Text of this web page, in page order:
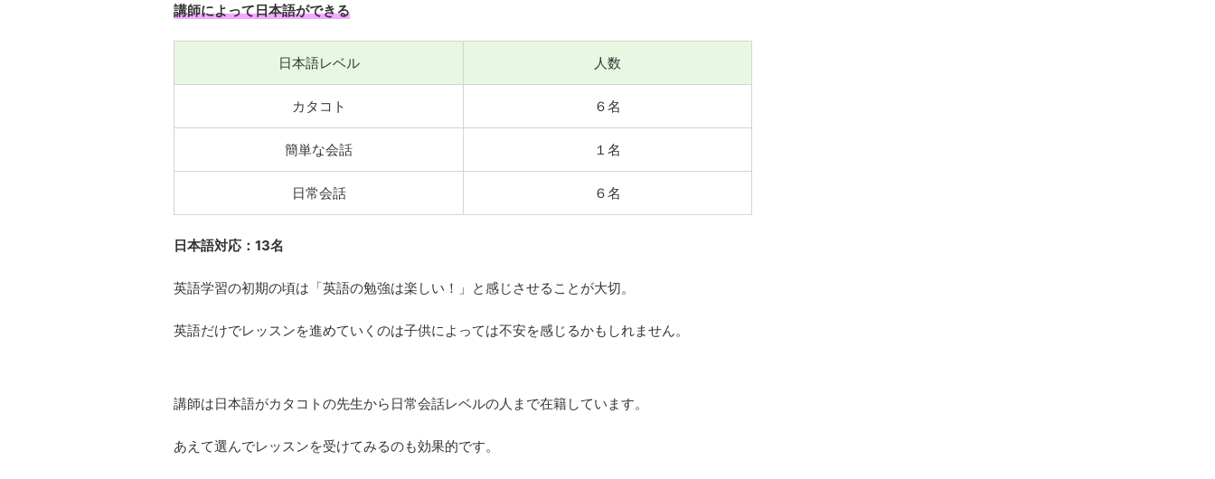
講師によって日本語ができる
日本語レベル 人数
カタコト ６名
簡単な会話 １名
日常会話 ６名
日本語対応：13名
英語学習の初期の頃は「英語の勉強は楽しい！」と感じさせることが大切。
英語だけでレッスンを進めていくのは子供によっては不安を感じるかもしれません。
講師は日本語がカタコトの先生から日常会話レベルの人まで在籍しています。
あえて選んでレッスンを受けてみるのも効果的です。